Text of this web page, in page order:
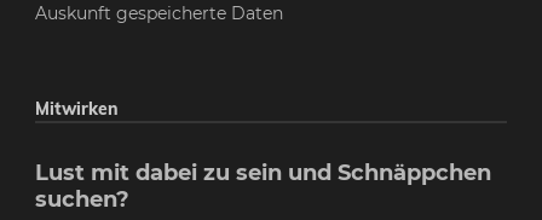
Auskunft gespeicherte Daten
Mitwirken
Lust mit dabei zu sein und Schnäppchen
suchen?